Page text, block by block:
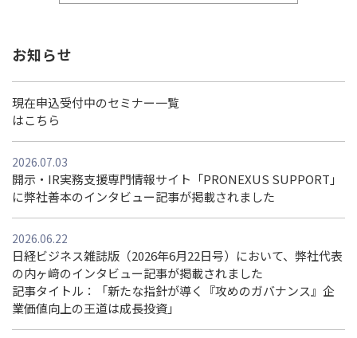
お知らせ
現在申込受付中のセミナー一覧
はこちら
2026.07.03
開示・IR実務支援専門情報サイト「PRONEXUS SUPPORT」
に弊社善本のインタビュー記事が掲載されました
2026.06.22
日経ビジネス雑誌版（2026年6月22日号）において、弊社代表
の内ヶ﨑のインタビュー記事が掲載されました
記事タイトル：「新たな指針が導く『攻めのガバナンス』企
業価値向上の王道は成長投資」